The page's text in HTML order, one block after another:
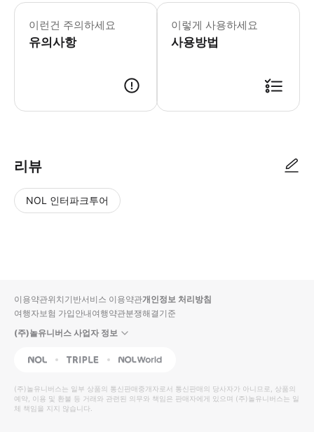
이런건 주의하세요
유의사항
크루즈 티켓은 하루 중 여러 출발 시
이렇게 사용하세요
사용방법
리뷰
NOL 인터파크투어
입니
다.
높
은
순
동
영
상
순
상
이용약관위치기반서비스 이용약관개인정보 처리방침
여행자보험 가입안내여행약관분쟁해결기준
(주)놀유니버스 사업자 정보
NOL Triple Interpark Global
(주)놀유니버스는 일부 상품의 통신판매중개자로서 통신판매의 당사자가 아니므로, 상품의
예약, 이용 및 환불 등 거래와 관련된 의무와 책임은 판매자에게 있으며 (주)놀유니버스는 일
체 책임을 지지 않습니다.